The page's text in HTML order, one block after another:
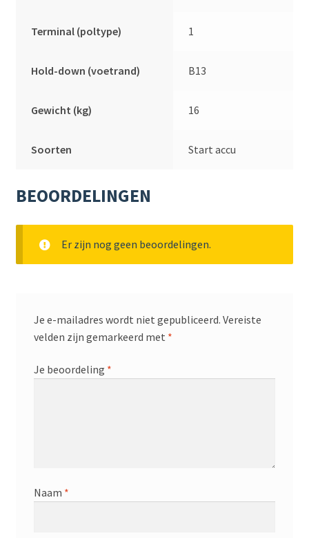
Terminal (poltype) 1
Hold-down (voetrand) B13
Gewicht (kg) 16
Soorten Start accu
BEOORDELINGEN
Er zijn nog geen beoordelingen.
Je e-mailadres wordt niet gepubliceerd. Vereiste
velden zijn gemarkeerd met *
Je beoordeling *
Naam *